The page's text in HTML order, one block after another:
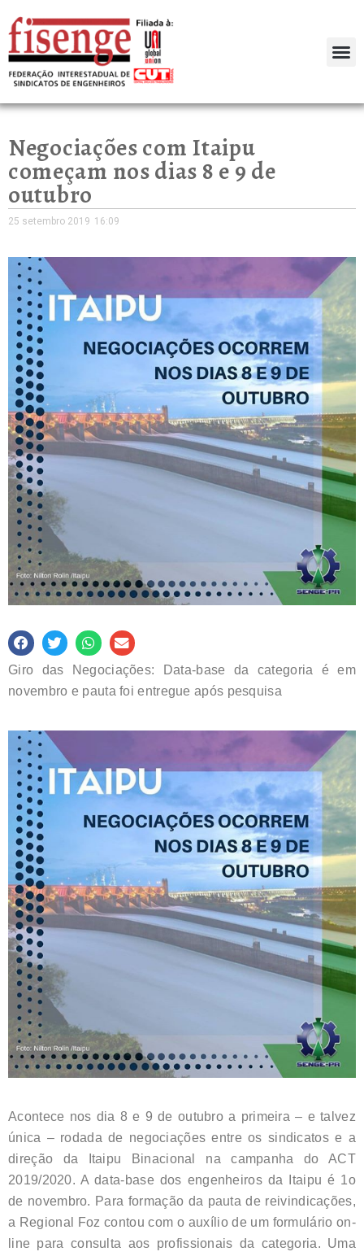
Negociações com Itaipu
começam nos dias 8 e 9 de
outubro
25 setembro 2019 16:09
Giro das Negociações: Data-base da categoria é em
novembro e pauta foi entregue após pesquisa
Acontece nos dia 8 e 9 de outubro a primeira – e talvez
única – rodada de negociações entre os sindicatos e a
direção da Itaipu Binacional na campanha do ACT
2019/2020. A data-base dos engenheiros da Itaipu é 1o
de novembro. Para formação da pauta de reivindicações,
a Regional Foz contou com o auxílio de um formulário on-
line para consulta aos profissionais da categoria. Uma